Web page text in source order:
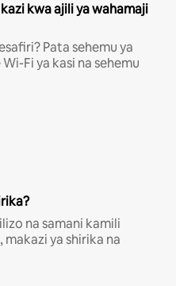
kwa ajili ya wahamaji
Pata sehemu ya
Fi ya kasi na sehemu
na samani kamili
ya shirika na